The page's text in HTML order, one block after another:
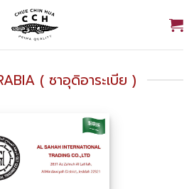
( ซาอุดิอาระเบีย )